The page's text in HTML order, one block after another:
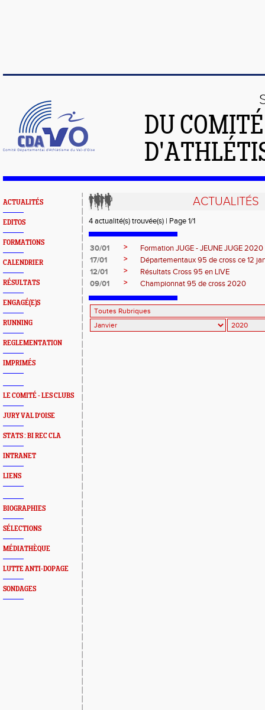
DU
ACTUALITÉS
EDITOS
FORMATIONS
CALENDRIER
RÉSULTATS
ENGAGÉ(E)S
RUNNING
REGLEMENTATION
IMPRIMÉS
LE COMITÉ - LES CLUBS
JURY VAL D'OISE
STATS : BI REC CLA
INTRANET
LIENS
BIOGRAPHIES
SÉLECTIONS
MÉDIATHÈQUE
LUTTE ANTI-DOPAGE
SONDAGES
ACTUALITÉS
4 actualité(s) trouvée(s) | Page 1/1
30/01 >
Formation JUGE - JEUNE JUGE 2020
17/01
>
Départementaux 95 de cross ce 12
12/01
>
Résultats Cross 95 en LIVE
09/01
> Championnat 95 de cross 2020